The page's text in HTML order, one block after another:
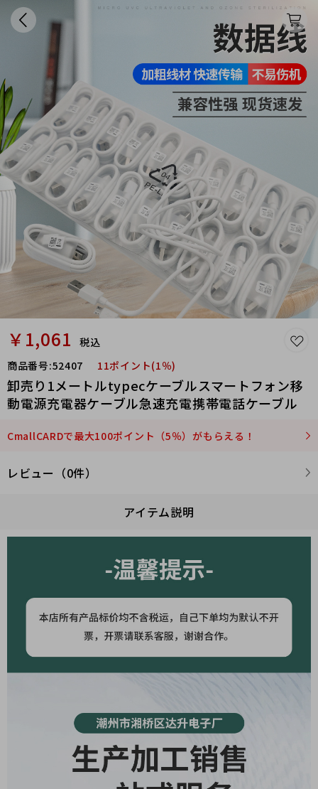
￥1,061
税込
商品番号:52407 11ポイント(1％)
卸売り1メートルtypecケーブルスマートフォン移
動電源充電器ケーブル急速充電携帯電話ケーブル
CmallCARDで最大100ポイント（5％）がもらえる！
レビュー（0件）
アイテム説明